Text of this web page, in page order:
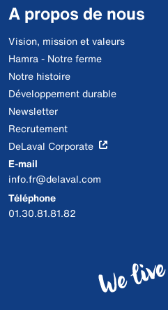
A propos de nous
Vision, mission et valeurs
Hamra - Notre ferme
Notre histoire
Développement durable
Newsletter
Recrutement
DeLaval Corporate
E-mail
info.fr@delaval.com
Téléphone
01.30.81.81.82